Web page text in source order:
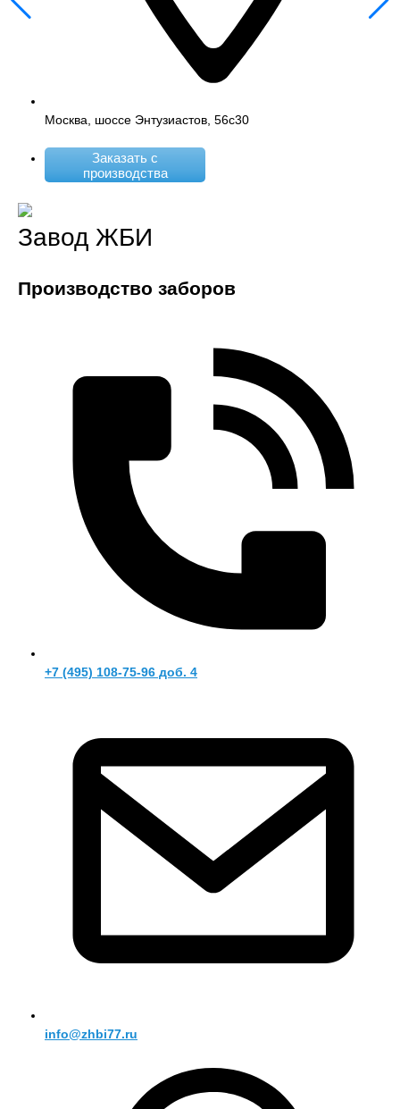
Москва, шоссе Энтузиастов, 56с30
Заказать с
производства
Завод ЖБИ
Производство заборов
+7 (495) 108-75-96 доб. 4
info@zhbi77.ru